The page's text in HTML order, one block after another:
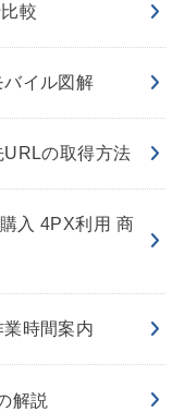
較
バイル図解
URLの取得方法
入 4PX利用 商
時間案内
解説